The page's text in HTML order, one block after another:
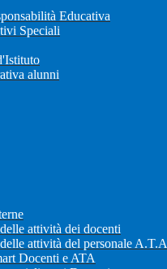
Educativa
Speciali
alunni
attività dei docenti
attività del personale A.T.A
Docenti e ATA